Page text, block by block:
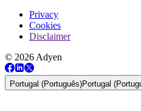
Privacy
Cookies
Disclaimer
© 2026 Adyen
Portugal (Português)Portugal